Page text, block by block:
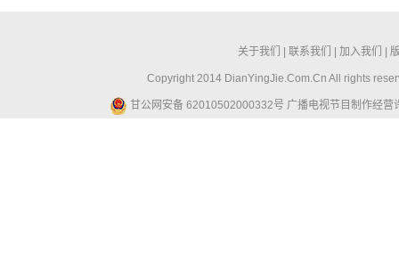
关于我们 联系我们 加入我们
Copyright 2014 DianYingJie.Com.Cn All rights
甘公网安备 62010502000332号 广播电视节目制作经